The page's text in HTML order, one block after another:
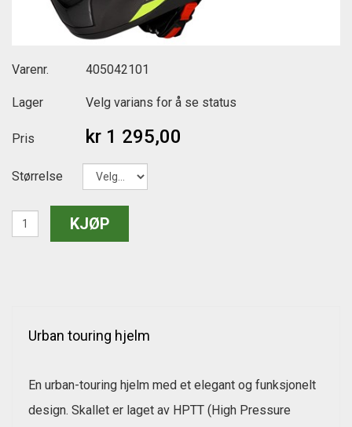
Varenr. 405042101
Lager Velg varians for å se status
Pris kr 1 295,00
Størrelse
Urban touring hjelm
En urban-touring hjelm med et elegant og funksjonelt
design. Skallet er laget av HPTT (High Pressure